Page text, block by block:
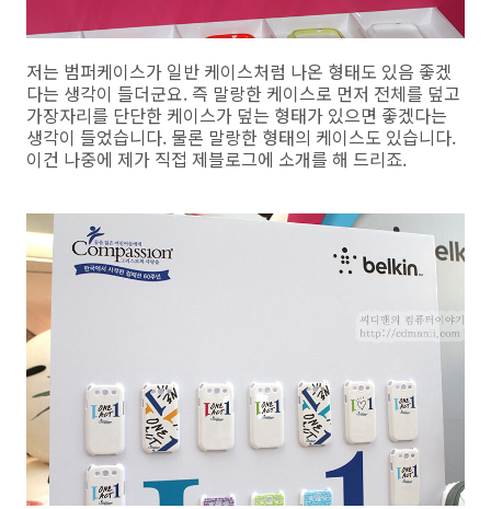
저는 범퍼케이스가 일반 케이스처럼 나온 형태도 있음 좋겠
다는 생각이 들더군요. 즉 말랑한 케이스로 먼저 전체를 덮고
가장자리를 단단한 케이스가 덮는 형태가 있으면 좋겠다는
생각이 들었습니다. 물론 말랑한 형태의 케이스도 있습니다.
이건 나중에 제가 직접 제블로그에 소개를 해 드리죠.